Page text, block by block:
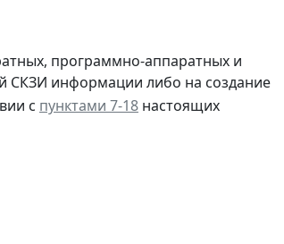
программно-аппаратных и
СКЗИ информации либо на создание
с пунктами 7-18 настоящих